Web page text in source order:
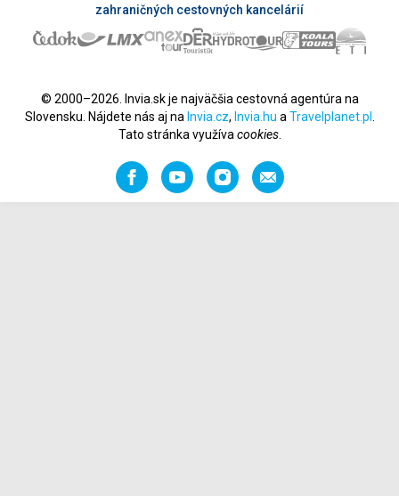
zahraničných cestovných kancelárií
© 2000–2026. Invia.sk je najväčšia cestovná agentúra na
Slovensku. Nájdete nás aj na Invia.cz, Invia.hu a Travelplanet.pl
Tato stránka využíva cookies.
FacebookYouTubeInstagramOdporučiť